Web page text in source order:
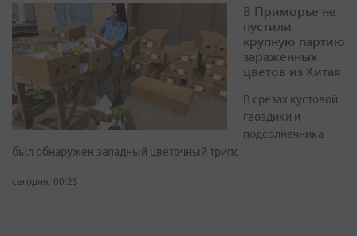
В Приморье не
пустили
крупную партию
зараженных
цветов из Китая
В срезах кустовой
гвоздики и
подсолнечника
был обнаружен западный цветочный трипс
сегодня, 00:25